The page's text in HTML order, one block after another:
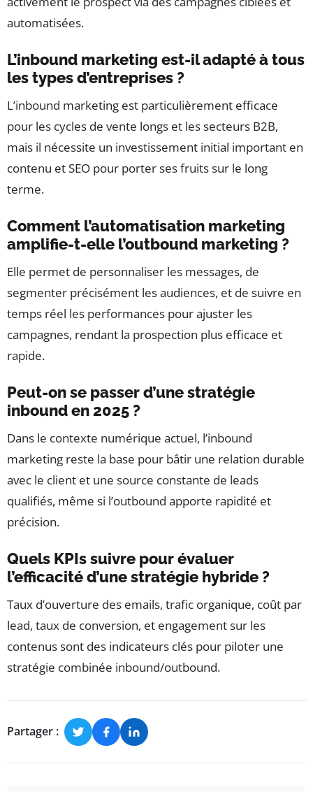
automatisées.
L’inbound marketing est-il adapté à tous
les types d’entreprises ?
L’inbound marketing est particulièrement efficace
pour les cycles de vente longs et les secteurs B2B,
mais il nécessite un investissement initial important en
contenu et SEO pour porter ses fruits sur le long
terme.
Comment l’automatisation marketing
amplifie-t-elle l’outbound marketing ?
Elle permet de personnaliser les messages, de
segmenter précisément les audiences, et de suivre en
temps réel les performances pour ajuster les
campagnes, rendant la prospection plus efficace et
rapide.
Peut-on se passer d’une stratégie
inbound en 2025 ?
Dans le contexte numérique actuel, l’inbound
marketing reste la base pour bâtir une relation durable
avec le client et une source constante de leads
qualifiés, même si l’outbound apporte rapidité et
précision.
Quels KPIs suivre pour évaluer
l’efficacité d’une stratégie hybride ?
Taux d’ouverture des emails, trafic organique, coût par
lead, taux de conversion, et engagement sur les
contenus sont des indicateurs clés pour piloter une
stratégie combinée inbound/outbound.
Partager :